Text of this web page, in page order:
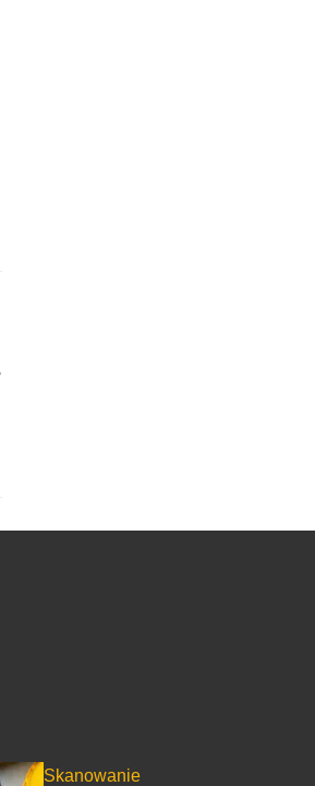
Skanowanie